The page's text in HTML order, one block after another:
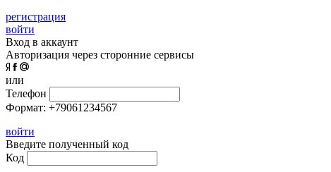
регистрация
войти
Вход в аккаунт
Авторизация через сторонние сервисы
или
Телефон
Формат: +79061234567
войти
Введите полученный код
Код